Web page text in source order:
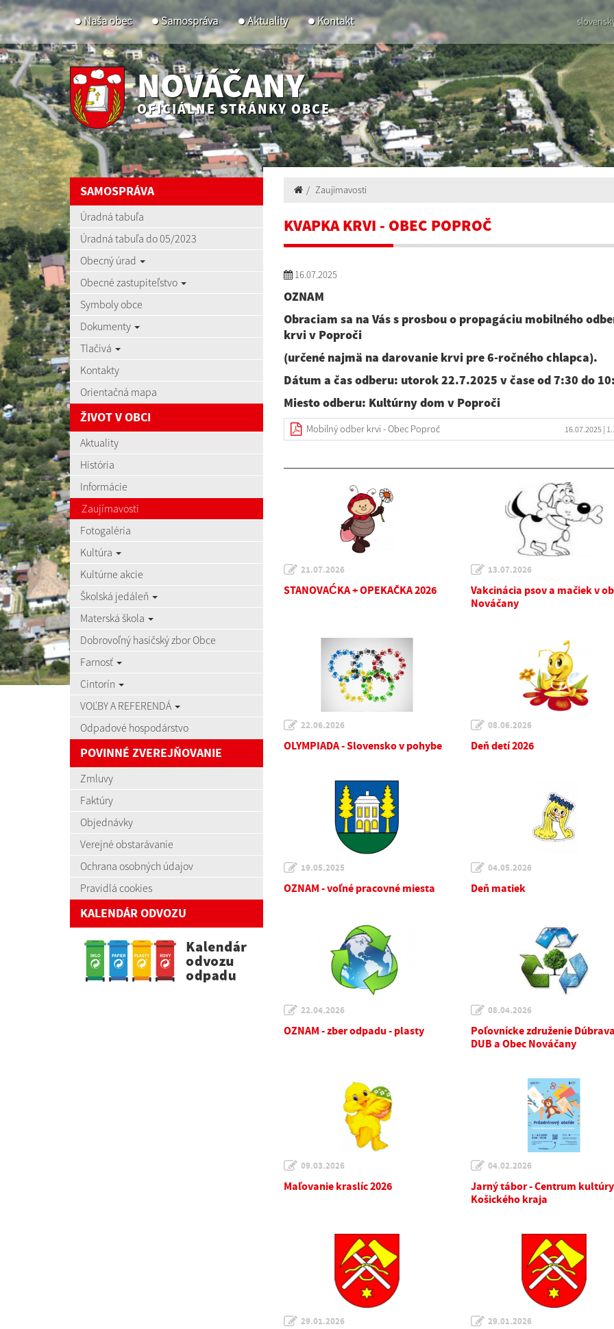
Naša obec Samospráva Aktuality Kontakt
NOVÁČANY
OFICIÁLNE STRÁNKY OBCE
SAMOSPRÁVA
Úradná tabuľa
Úradná tabuľa do 05/2023
Obecný úrad
Obecné zastupiteľstvo
Symboly obce
Dokumenty
Tlačivá
Kontakty
Orientačná mapa
ŽIVOT V OBCI
Aktuality
História
Informácie
Zaujímavosti
Fotogaléria
Kultúra
Kultúrne akcie
Školská jedáleň
Materská škola
Dobrovoľný hasičský zbor Obce
Farnosť
Cintorín
VOĽBY A REFERENDÁ
Odpadové hospodárstvo
POVINNÉ ZVEREJŇOVANIE
Zmluvy
Faktúry
Objednávky
Verejné obstarávanie
Ochrana osobných údajov
Pravidlá cookies
KALENDÁR ODVOZU
Zaujímavosti
KVAPKA KRVI - OBEC POPROČ
16.07.2025
OZNAM
Obraciam sa na Vás s prosbou o propagáciu mobilného
krvi v Poproči
(určené najmä na darovanie krvi pre 6-ročného chlapca).
Dátum a čas odberu: utorok 22.7.2025 v čase od 7:30 do
Miesto odberu: Kultúrny dom v Poproči
Mobilný odber krvi - Obec Poproč 16.07.2025 |
21.07.2026
STANOVAĆKA + OPEKAČKA 2026
13.07.2026
Vakcinácia psov a mačiek v
Nováčany
22.06.2026
OLYMPIADA - Slovensko v pohybe
08.06.2026
Deň detí 2026
19.05.2025
OZNAM - voľné pracovné miesta
04.05.2026
Deň matiek
22.04.2026
OZNAM - zber odpadu - plasty
08.04.2026
Poľovnícke združenie
DUB a Obec Nováčany
09.03.2026
Maľovanie kraslíc 2026
04.02.2026
Jarný tábor - Centrum kultúry
Košického kraja
29.01.2026 29.01.2026